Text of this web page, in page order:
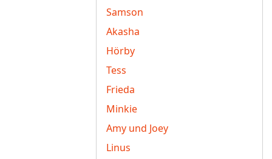
Samson
Akasha
Hörby
Tess
Frieda
Minkie
Amy und Joey
Linus